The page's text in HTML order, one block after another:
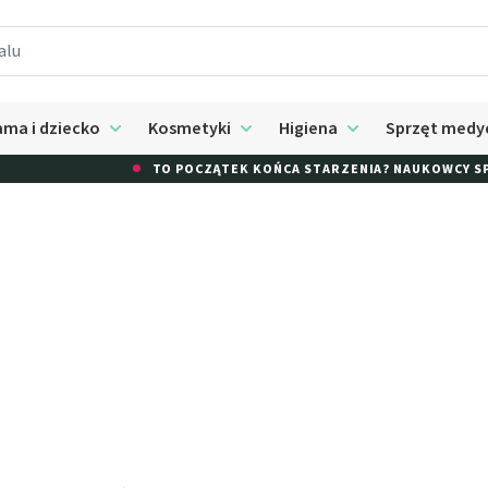
submenu: Suplementy
i dziecko Rozwiń submenu: Mama i dziecko
Kosmetyki Rozwiń submenu: Kosmetyki
Higiena Rozwiń submenu:
Sprzęt
TO POCZĄTEK KOŃCA STARZENIA? NAUKOWCY